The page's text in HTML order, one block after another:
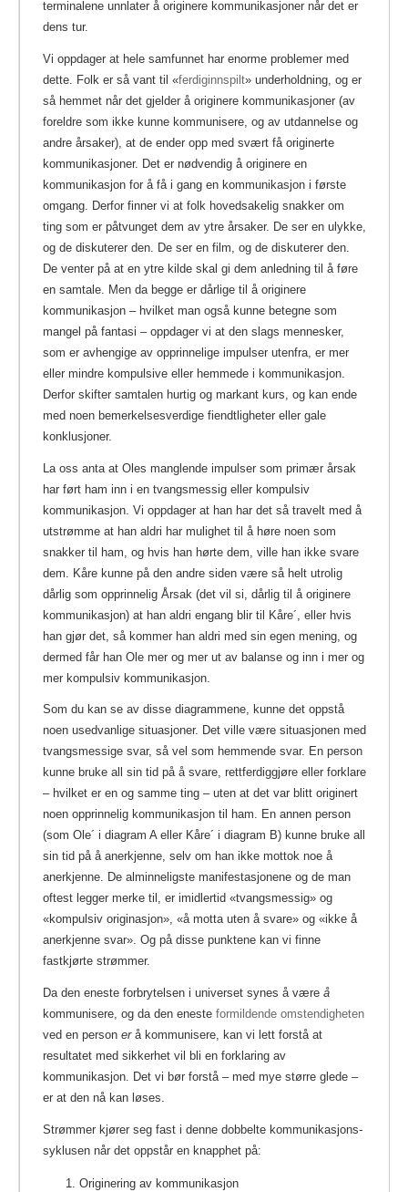
terminalene unnlater å originere kommunikasjoner når det er
dens tur.
Vi oppdager at hele samfunnet har enorme problemer med
dette. Folk er så vant til «ferdiginnspilt» underholdning, og er
så hemmet når det gjelder å originere kommunikasjoner (av
foreldre som ikke kunne kommunisere, og av utdannelse og
andre årsaker), at de ender opp med svært få originerte
kommunikasjoner. Det er nødvendig å originere en
kommunikasjon for å få i gang en kommunikasjon i første
omgang. Derfor finner vi at folk hovedsakelig snakker om
ting som er påtvunget dem av ytre årsaker. De ser en ulykke,
og de diskuterer den. De ser en film, og de diskuterer den.
De venter på at en ytre kilde skal gi dem anledning til å føre
en samtale. Men da begge er dårlige til å originere
kommunikasjon – hvilket man også kunne betegne som
mangel på fantasi – oppdager vi at den slags mennesker,
som er avhengige av opprinnelige impulser utenfra, er mer
eller mindre kompulsive eller hemmede i kommunikasjon.
Derfor skifter samtalen hurtig og markant kurs, og kan ende
med noen bemerkelsesverdige fiendtligheter eller gale
konklusjoner.
La oss anta at Oles manglende impulser som primær årsak
har ført ham inn i en tvangsmessig eller kompulsiv
kommunikasjon. Vi oppdager at han har det så travelt med å
utstrømme at han aldri har mulighet til å høre noen som
snakker til ham, og hvis han hørte dem, ville han ikke svare
dem. Kåre kunne på den andre siden være så helt utrolig
dårlig som opprinnelig Årsak (det vil si, dårlig til å originere
kommunikasjon) at han aldri engang blir til Kåre´, eller hvis
han gjør det, så kommer han aldri med sin egen mening, og
dermed får han Ole mer og mer ut av balanse og inn i mer og
mer kompulsiv kommunikasjon.
Som du kan se av disse diagrammene, kunne det oppstå
noen usedvanlige situasjoner. Det ville være situasjonen med
tvangsmessige svar, så vel som hemmende svar. En person
kunne bruke all sin tid på å svare, rettferdiggjøre eller forklare
– hvilket er en og samme ting – uten at det var blitt originert
noen opprinnelig kommunikasjon til ham. En annen person
(som Ole´ i diagram A eller Kåre´ i diagram B) kunne bruke all
sin tid på å anerkjenne, selv om han ikke mottok noe å
anerkjenne. De alminneligste manifestasjonene og de man
oftest legger merke til, er imidlertid «tvangsmessig» og
«kompulsiv originasjon», «å motta uten å svare» og «ikke å
anerkjenne svar». Og på disse punktene kan vi finne
fastkjørte strømmer.
Da den eneste forbrytelsen i universet synes å være å
kommunisere, og da den eneste formildende omstendigheten
ved en person erå kommunisere, kan vi lett forstå at
resultatet med sikkerhet vil bli en forklaring av
kommunikasjon. Det vi bør forstå – med mye større glede –
er at den nå kan løses.
Strømmer kjører seg fast i denne dobbelte kommunikasjons-
syklusen når det oppstår en knapphet på:
Originering av kommunikasjon